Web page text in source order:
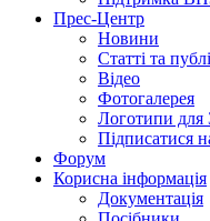
Прес-Центр
Новини
Статті та
Відео
Фотогалерея
Логотипи для
Підписатися
Форум
Корисна інформація
Документація